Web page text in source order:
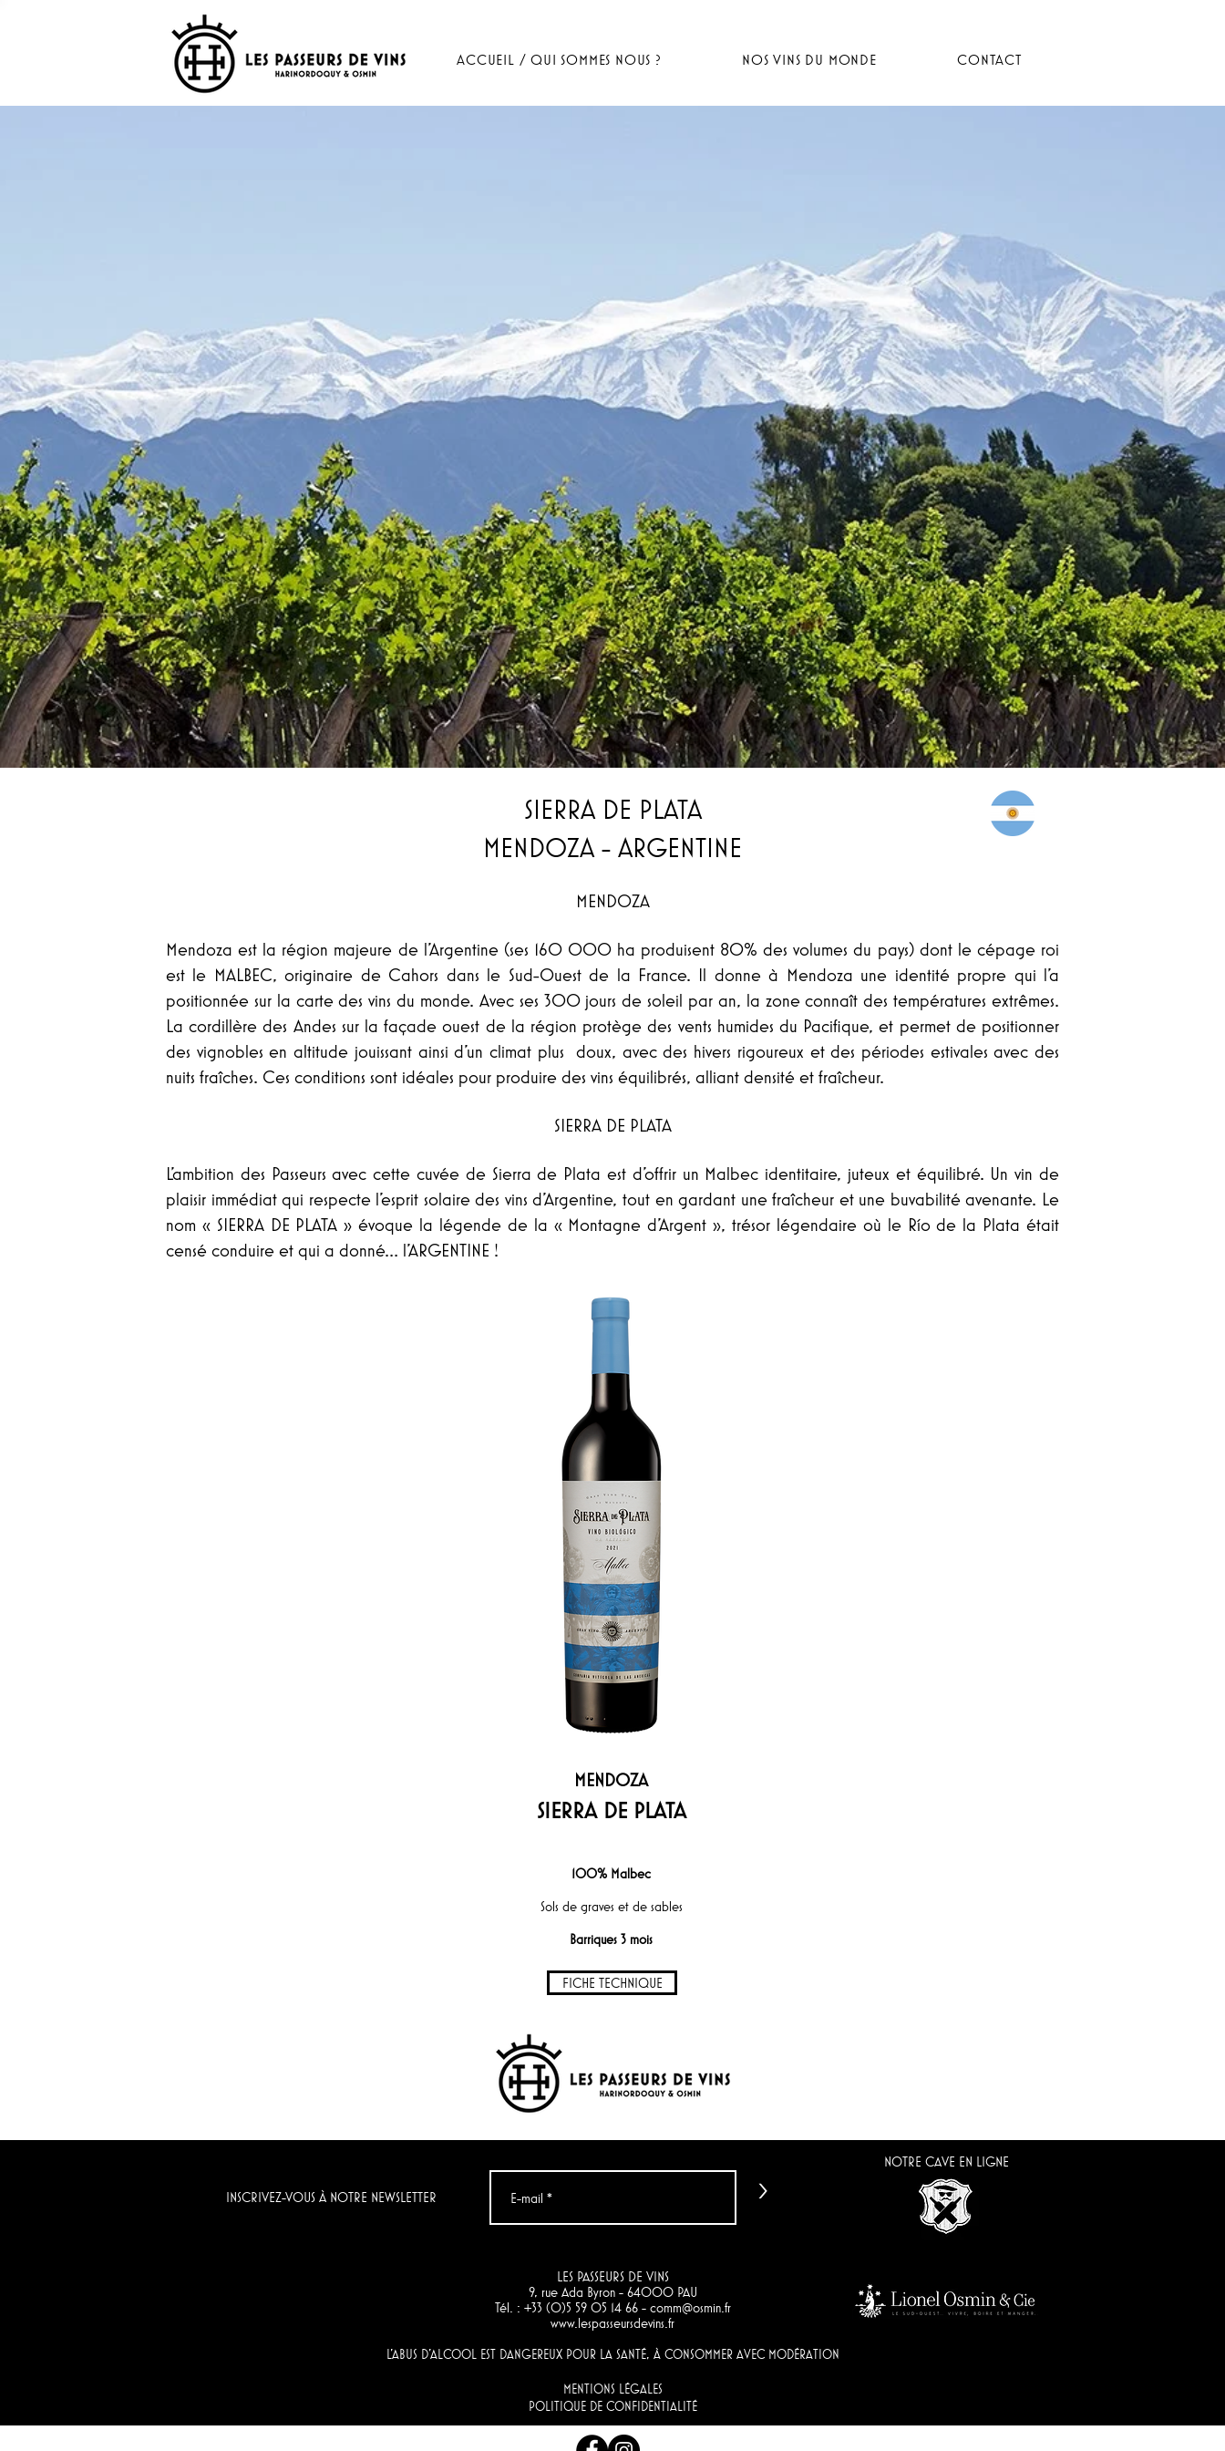
ACCUEIL / QUI SOMMES NOUS ? NOS VINS DU MONDE CONTACT
SIERRA DE PLATA
MENDOZA - ARGENTINE
MENDOZA
Mendoza est la région majeure de l’Argentine (ses 160 000 ha produisent 80% des volumes du pays) dont le cépage roi
est le MALBEC, originaire de Cahors dans le Sud-Ouest de la France. Il donne à Mendoza une identité propre qui l’a
positionnée sur la carte des vins du monde. Avec ses 300 jours de soleil par an, la zone connaît des températures extrêmes.
La cordillère des Andes sur la façade ouest de la région protège des vents humides du Pacifique, et permet de positionner
des vignobles en altitude jouissant ainsi d’un climat plus doux, avec des hivers rigoureux et des périodes estivales avec des
nuits fraîches. Ces conditions sont idéales pour produire des vins équilibrés, alliant densité et fraîcheur.
SIERRA DE PLATA
L’ambition des Passeurs avec cette cuvée de Sierra de Plata est d’offrir un Malbec identitaire, juteux et équilibré. Un vin de
plaisir immédiat qui respecte l’esprit solaire des vins d’Argentine, tout en gardant une fraîcheur et une buvabilité avenante. Le
nom « SIERRA DE PLATA » évoque la légende de la « Montagne d’Argent », trésor légendaire où le Río de la Plata était
censé conduire et qui a donné… l’ARGENTINE !
MENDOZA
SIERRA DE PLATA
100% Malbec
Sols de graves et de sables
Barriques 3 mois
FICHE TECHNIQUE
INSCRIVEZ-VOUS À NOTRE NEWSLETTER >
NOTRE CAVE EN LIGNE
LES PASSEURS DE VINS
9, rue Ada Byron - 64000 PAU
Tél. : +33 (0)5 59 05 14 66 - comm@osmin.fr
www.lespasseursdevins.fr
L'ABUS D'ALCOOL EST DANGEREUX POUR LA SANTÉ, À CONSOMMER AVEC MODÉRATION
MENTIONS LÉGALES
POLITIQUE DE CONFIDENTIALITÉ